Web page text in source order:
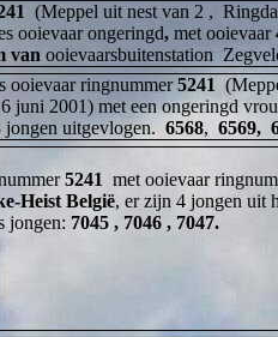
(Meppel uit nest van 2 ,
ooievaar ongeringd, met ooievaar
van ooievaarsbuitenstation
ooievaar ringnummer 5241
juni 2001) met een ongeringd
jongen uitgevlogen. 6568, 6569,
5241 met ooievaar
Heist België, er zijn 4 jongen uit
jongen: 7045 , 7046 , 7047.